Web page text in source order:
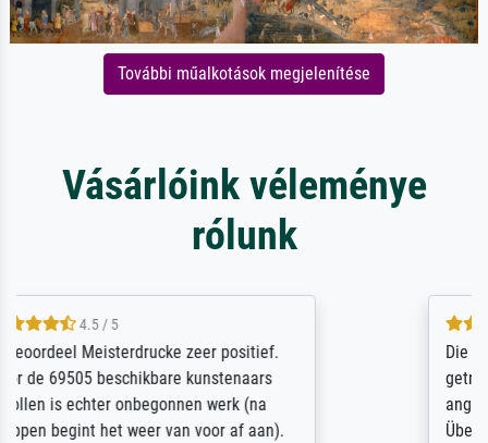
További műalkotások megjelenítése
Vásárlóink véleménye
rólunk
Die Zufriedenheit ist auch nicht dadurch
getrübt, dass das Bild entgegen einer
angegebenen Lieferanschrift (sollte eine
Überraschung für die normannische